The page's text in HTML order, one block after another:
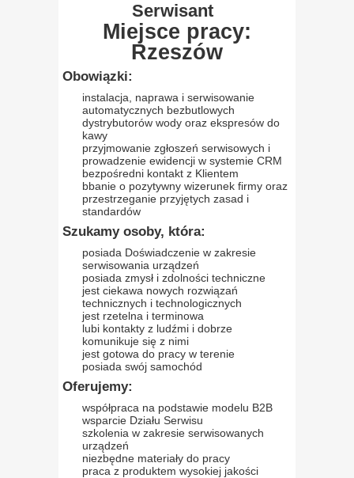
Serwisant
Miejsce pracy:
Rzeszów
Obowiązki:
instalacja, naprawa i serwisowanie
automatycznych bezbutlowych
dystrybutorów wody oraz ekspresów do
kawy
przyjmowanie zgłoszeń serwisowych i
prowadzenie ewidencji w systemie CRM
bezpośredni kontakt z Klientem
bbanie o pozytywny wizerunek firmy oraz
przestrzeganie przyjętych zasad i
standardów
Szukamy osoby, która:
posiada Doświadczenie w zakresie
serwisowania urządzeń
posiada zmysł i zdolności techniczne
jest ciekawa nowych rozwiązań
technicznych i technologicznych
jest rzetelna i terminowa
lubi kontakty z ludźmi i dobrze
komunikuje się z nimi
jest gotowa do pracy w terenie
posiada swój samochód
Oferujemy:
współpraca na podstawie modelu B2B
wsparcie Działu Serwisu
szkolenia w zakresie serwisowanych
urządzeń
niezbędne materiały do pracy
praca z produktem wysokiej jakości